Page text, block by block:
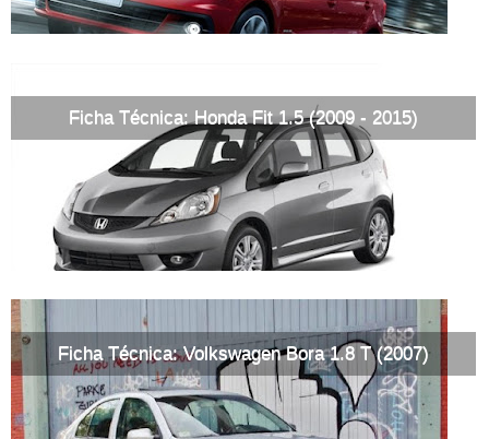
Ficha Técnica: Honda Fit 1.5 (2009 - 2015)
Ficha Técnica: Volkswagen Bora 1.8 T (2007)